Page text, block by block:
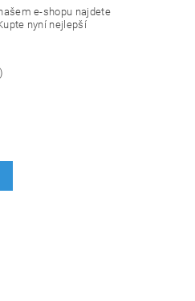
e-shopu najdete
nyní nejlepší